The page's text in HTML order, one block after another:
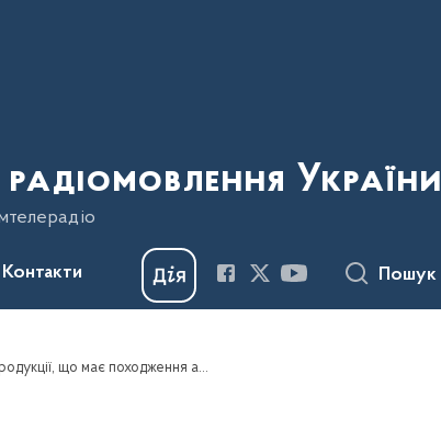
України
Контакти Пошук
Наказ Держкомтелерадіо від 15.01.2021 № 20 "Про видачу дозволів на ввезення видавничої продукції, що має походження або виготовлена та/або ввозиться з території держави-агресора, тимчасово окупованої території України"